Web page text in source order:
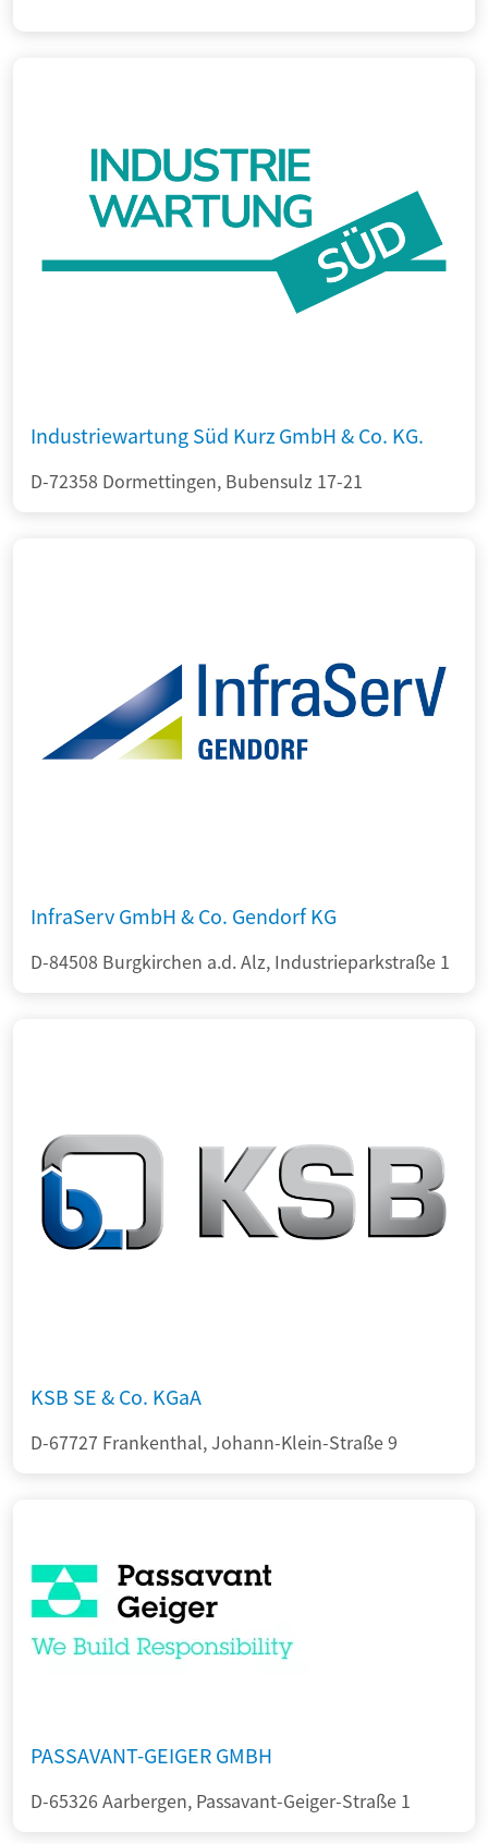
Industriewartung Süd Kurz GmbH & Co. KG.
D-72358 Dormettingen, Bubensulz 17-21
InfraServ GmbH & Co. Gendorf KG
D-84508 Burgkirchen a.d. Alz, Industrieparkstraße 1
KSB SE & Co. KGaA
D-67727 Frankenthal, Johann-Klein-Straße 9
PASSAVANT-GEIGER GMBH
D-65326 Aarbergen, Passavant-Geiger-Straße 1